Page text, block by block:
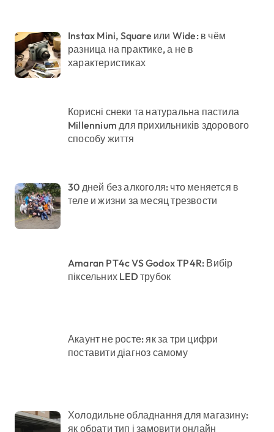
Instax Mini, Square или Wide: в чём
разница на практике, а не в
характеристиках
Корисні снеки та натуральна пастила
Millennium для прихильників здорового
способу життя
30 дней без алкоголя: что меняется в
теле и жизни за месяц трезвости
Amaran PT4c VS Godox TP4R: Вибір
піксельних LED трубок
Акаунт не росте: як за три цифри
поставити діагноз самому
Холодильне обладнання для магазину:
як обрати тип і замовити онлайн